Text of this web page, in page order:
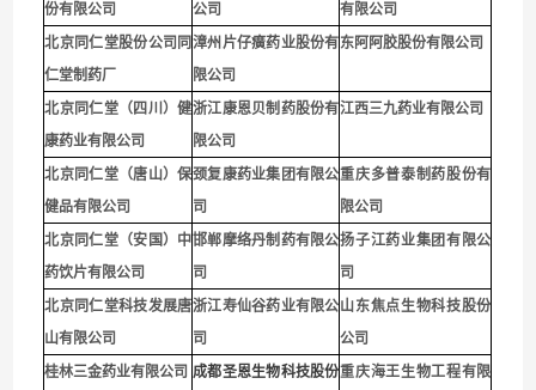
份有限公司
公司
有限公司
北京同仁堂股份公司同
仁堂制药厂
漳州片仔癀药业股份有
限公司
东阿阿胶股份有限公司
北京同仁堂（四川）健
康药业有限公司
浙江康恩贝制药股份有
限公司
江西三九药业有限公司
北京同仁堂（唐山）保
健品有限公司
颈复康药业集团有限公
司
重庆多普泰制药股份有
限公司
北京同仁堂（安国）中
药饮片有限公司
邯郸摩络丹制药有限公
司
扬子江药业集团有限公
司
北京同仁堂科技发展唐
山有限公司
浙江寿仙谷药业有限公
司
山东焦点生物科技股份
公司
桂林三金药业有限公司 成都圣恩生物科技股份重庆海王生物工程有限